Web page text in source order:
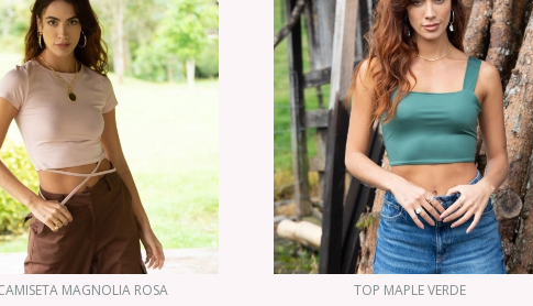
MAGNOLIA ROSA TOP MAPLE VERDE